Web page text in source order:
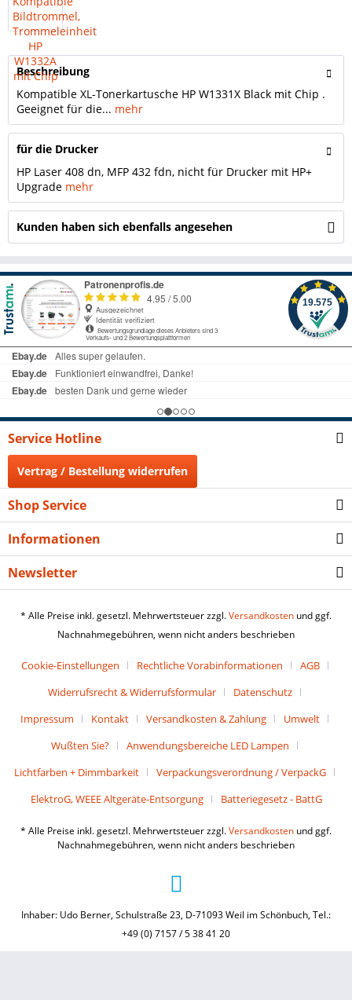
Beschreibung
Kompatible XL-Tonerkartusche HP W1331X Black mit Chip .
Geeignet für die... mehr
für die Drucker
HP Laser 408 dn, MFP 432 fdn, nicht für Drucker mit HP+
Upgrade mehr
Kunden haben sich ebenfalls angesehen
Service Hotline
Vertrag / Bestellung widerrufen
Shop Service
Informationen
Newsletter
* Alle Preise inkl. gesetzl. Mehrwertsteuer zzgl.Versandkosten und ggf.
Nachnahmegebühren, wenn nicht anders beschrieben
Cookie-Einstellungen Rechtliche Vorabinformationen
AGB
Widerrufsrecht & Widerrufsformular
Datenschutz
Impressum
Kontakt Versandkosten & Zahlung
Umwelt
Wußten Sie?
Anwendungsbereiche LED Lampen
Lichtfarben + Dimmbarkeit
Verpackungsverordnung / VerpackG
ElektroG, WEEE Altgeräte-Entsorgung
Batteriegesetz - BattG
* Alle Preise inkl. gesetzl. Mehrwertsteuer zzgl.Versandkosten und ggf.
Nachnahmegebühren, wenn nicht anders beschrieben
Inhaber: Udo Berner, Schulstraße 23, D-71093 Weil im Schönbuch, Tel.:
+49 (0) 7157 / 5 38 41 20